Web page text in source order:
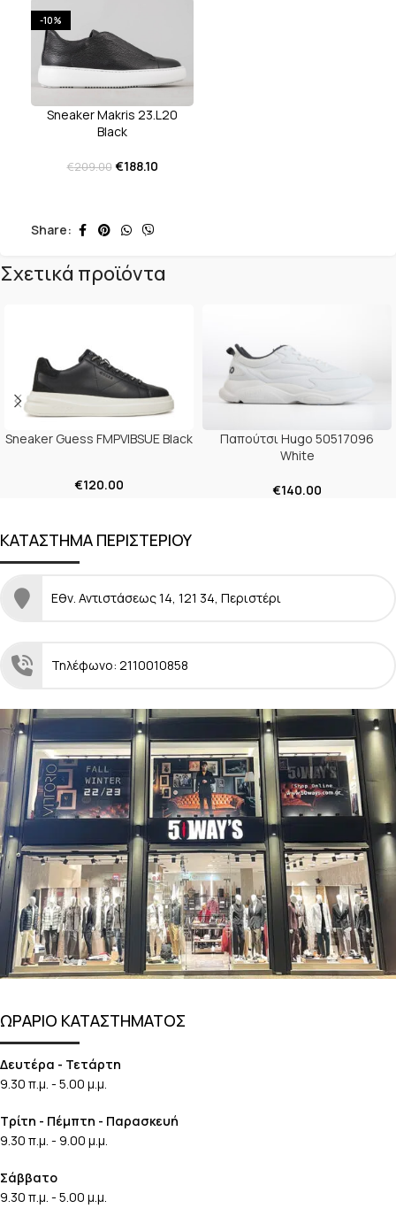
-10%
Sneaker Makris 23.L20
Black
€209.00 €188.10
Share:
Σχετικά προϊόντα
Sneaker Guess FMPVIBSUE Black
€120.00
Παπούτσι Hugo 50517096
White
€140.00
ΚΑΤΑΣΤΗΜΑ ΠΕΡΙΣΤΕΡΙΟΥ
Εθν. Αντιστάσεως 14, 121 34, Περιστέρι
Τηλέφωνο: 2110010858
ΩΡΑΡΙΟ ΚΑΤΑΣΤΗΜΑΤΟΣ
Δευτέρα - Τετάρτη
9.30 π.μ. - 5.00 μ.μ.
Τρίτη - Πέμπτη - Παρασκευή
9.30 π.μ. - 9.00 μ.μ.
Σάββατο
9.30 π.μ. - 5.00 μ.μ.